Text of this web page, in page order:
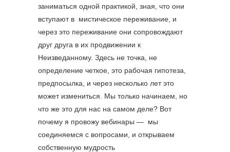
заниматься одной практикой, зная, что они
вступают в мистическое переживание, и
через это переживание они сопровождают
друг друга в их продвижении к
Неизведанному. Здесь не точка, не
определение четкое, это рабочая гипотеза,
предпосылка, и через несколько лет это
может измениться. Мы только начинаем, но
что же это для нас на самом деле? Вот
почему я провожу вебинары — мы
соединяемся с вопросами, и открываем
собственную мудрость